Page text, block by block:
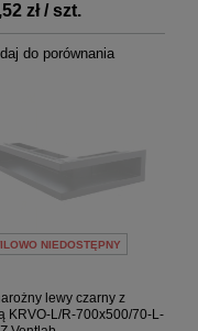
zł / szt.
do porównania
NIEDOSTĘPNY
lewy czarny z
KRVO-L/R-700x500/70-L-